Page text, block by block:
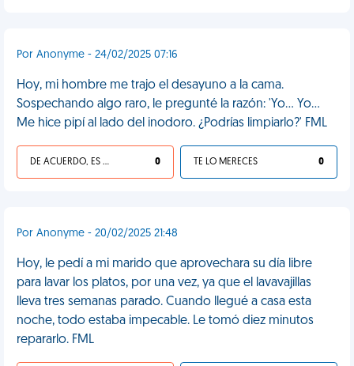
Por Anonyme - 24/02/2025 07:16
Hoy, mi hombre me trajo el desayuno a la cama.
Sospechando algo raro, le pregunté la razón: 'Yo... Yo...
Me hice pipí al lado del inodoro. ¿Podrías limpiarlo?' FML
DE ACUERDO, ES UNA VIDA HP 0 TE LO MERECES 0
Por Anonyme - 20/02/2025 21:48
Hoy, le pedí a mi marido que aprovechara su día libre
para lavar los platos, por una vez, ya que el lavavajillas
lleva tres semanas parado. Cuando llegué a casa esta
noche, todo estaba impecable. Le tomó diez minutos
repararlo. FML